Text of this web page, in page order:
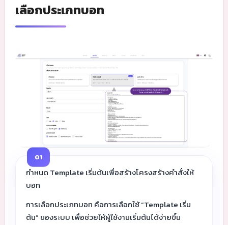
เลือกประเภทบอท
01
กำหนด Template เริ่มต้นเพื่อสร้างโครงสร้างคำสั่งให้
บอท
การเลือกประเภทบอท คือการเลือกใช้ “Template เริ่ม
ต้น” ของระบบ เพื่อช่วยให้ผู้ใช้งานเริ่มต้นได้ง่ายขึ้น